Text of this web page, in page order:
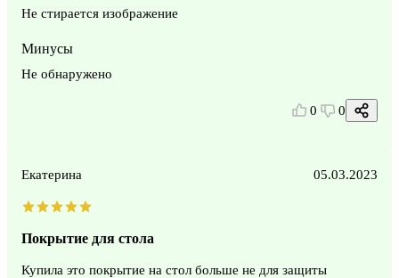
Не стирается изображение
Минусы
Не обнаружено
0 0
Екатерина 05.03.2023
Покрытие для стола
Купила это покрытие на стол больше не для защиты